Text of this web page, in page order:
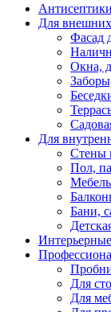
Для
Фасад
Окна,
Для
Стены
Пол,
Бани,
Для
Для